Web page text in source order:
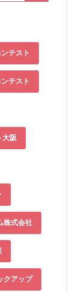
テスト
テスト
大阪
株式会社
クアップ